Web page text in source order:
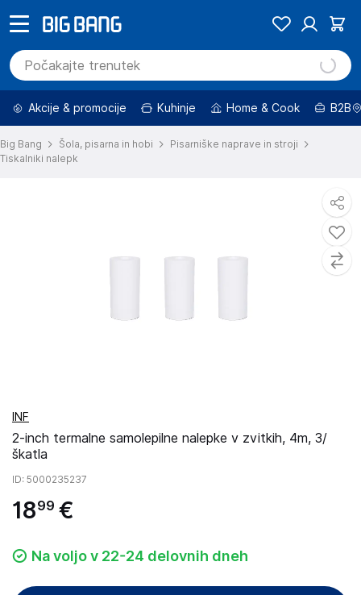
Akcije & promocije Kuhinje Home & Cook B2B
Big Bang Šola, pisarna in hobi
Pisarniške naprave in stroji
Tiskalniki nalepk
INF
2-inch termalne samolepilne nalepke v zvitkih, 4m, 3/
škatla
ID: 5000235237
1899 €
Na voljo v 22-24 delovnih dneh